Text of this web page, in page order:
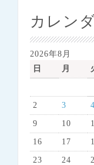
カレン
2026年8月
日
月
2 3 4
9 10
16 17
23 24